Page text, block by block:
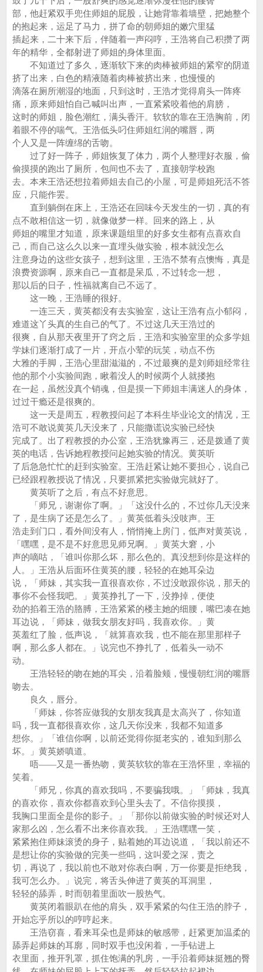
部，他赶紧双手兜住师姐的屁股，让她背靠着墙壁，把她整个
的抱起来，运足了马力，拼了命的朝师姐的嫩穴里猛
插起来，二十来下后，伴随着一声闷哼，王浩将自己积攒了两
年的精华，全都射进了师姐的身体里面。
不知道过了多久，逐渐软下来的肉棒被师姐的紧窄的阴道
挤了出来，白色的精液随着肉棒被挤出来，也慢慢的
滴落在厕所潮湿的地面，只到这时，王浩才觉得肩头一阵疼
痛，原来师姐怕自己喊叫出声，一直紧紧咬着他的肩膀，
这时的师姐，脸色潮红，满头香汗。软软的靠在王浩胸前，闭
着眼不停的喘气。王浩低头叼住师姐红润的嘴唇，两
个人又是一阵缠绵的舌吻。
过了好一阵子，师姐恢复了体力，两个人整理好衣服，偷
偷摸摸的跑出了厕所，包间也不去了，直接朝学校跑
去。本来王浩还想拉着师姐去自己的小屋，可是师姐死活不答
应，只能作罢。
直到躺倒在床上，王浩还在回味今天发生的一切，真的有
点不敢相信这一切，就像做梦一样。回来的路上，从
师姐的嘴里才知道，原来课题组里的好多女生都有点喜欢自
己，而自己这么久以来一直埋头做实验，根本就没怎么
注意身边的这些女孩子，想到这里，王浩不禁有点懊悔，真是
浪费资源啊，原来自己一直都是呆瓜，不过转念一想，
那以后的日子，性福就离自己不远了。
这一晚，王浩睡的很好。
一连三天，黄英都没有去实验室，这让王浩有点小郁闷，
难道这丫头真的生自己的气了。不过这几天王浩过的
很爽，自从那天夜里开了窍之后，王浩和实验室里的众多学姐
学妹们逐渐打成了一片，开点小荤的玩笑，动点不伤
大雅的手脚，王浩心里甜滋滋的，不过最爽的是刘师姐经常往
他的那个小实验间跑，瞅着没人的时候两个人就搂抱
在一起，虽然没真个销魂，但是摸一下师姐丰满迷人的身体，
过过干瘾还是很爽的。
这一天是周五，程教授问起了本科生毕业论文的情况，王
浩可不敢说黄英几天没来了，只能撒谎说实验已经快
完成了。出了程教授的办公室，王浩犹豫再三，还是拨通了黄
英的电话，告诉她程教授问起她实验的情况。黄英听
了后急急忙忙的赶到实验室。王浩赶紧让她不要担心，说自己
已经跟程教授说了情况，只要抓紧把实验做完就好了。
黄英听了之后，有点不好意思。
「师兄，谢谢你了啊。」「这没什么的，不过你几天没来
了，是生病了还是怎么了。」黄英低着头没吱声。王
浩走到门口，看外间没有人，悄悄掩上房门，低声对黄英说，
「嘿嘿，是不是不好意思见师兄啊。」黄英大窘，小
声的嘀咕，「谁叫你那么坏，那么色的。真没想到你是这样的
人。」王浩从后面环住黄英的腰，轻轻的在她耳朵边
说，「师妹，其实我一直很喜欢你，不过没敢跟你说，那天的
事你不会怪我吧。」黄英挣扎了一下，没挣掉，便使
劲的掐着王浩的胳膊，王浩紧紧的楼主她的细腰，嘴巴凑在她
耳边说，「师妹，做我女朋友好吗，我喜欢你。」黄
英羞红了脸，低声说，「就算喜欢我，也不能在那里那样子
啊，那么多人都在。」说完也不挣扎了，低着头一动不
动。
王浩轻轻的吻在她的耳尖，沿着脸颊，慢慢朝红润的嘴唇
吻去。
良久，唇分。
「师妹，你答应做我的女朋友我真是太高兴了，你知道
吗，我一直都很喜欢你，这几天你没来，我都不知道多
想你。」「谁信你啊，以前还觉得你挺老实的，谁知到那么
坏。」黄英娇嗔道。
唔——又是一番热吻，黄英软软的靠在王浩怀里，幸福的
笑着。
「师兄，你真的喜欢我吗，不要骗我哦。」「师妹，我真
的喜欢你，喜欢你都喜欢到心里头去了。不信你摸摸，
我胸口里面全是你的影子。」「那你以前做实验的时候还对人
家那么凶，怎么看不出来你喜欢我。」王浩嘿嘿一笑，
紧紧抱住师妹滚烫的身子，贴着她的耳边说道，「我以前还不
是想让你的实验做的完美一些吗，这叫爱之深，责之
切，再说了，我以前也不敢对你表白啊，万一你要是拒绝我，
我可怎么办。」说完，将舌头伸进了黄英的耳洞里，
轻轻的舔弄，时而朝着里面吹一股热气。
黄英闭着眼趴在他的肩头，双手紧紧的勾住王浩的脖子，
开始忘乎所以的哼哼起来。
王浩窃喜，看来耳朵也是师妹的敏感带，赶紧更加温柔的
舔弄起师妹的耳廓，同时双手也没闲着，一手钻进上
衣里面，推开乳罩，抓住饱满的乳房，一手沿着师妹挺翘的臀